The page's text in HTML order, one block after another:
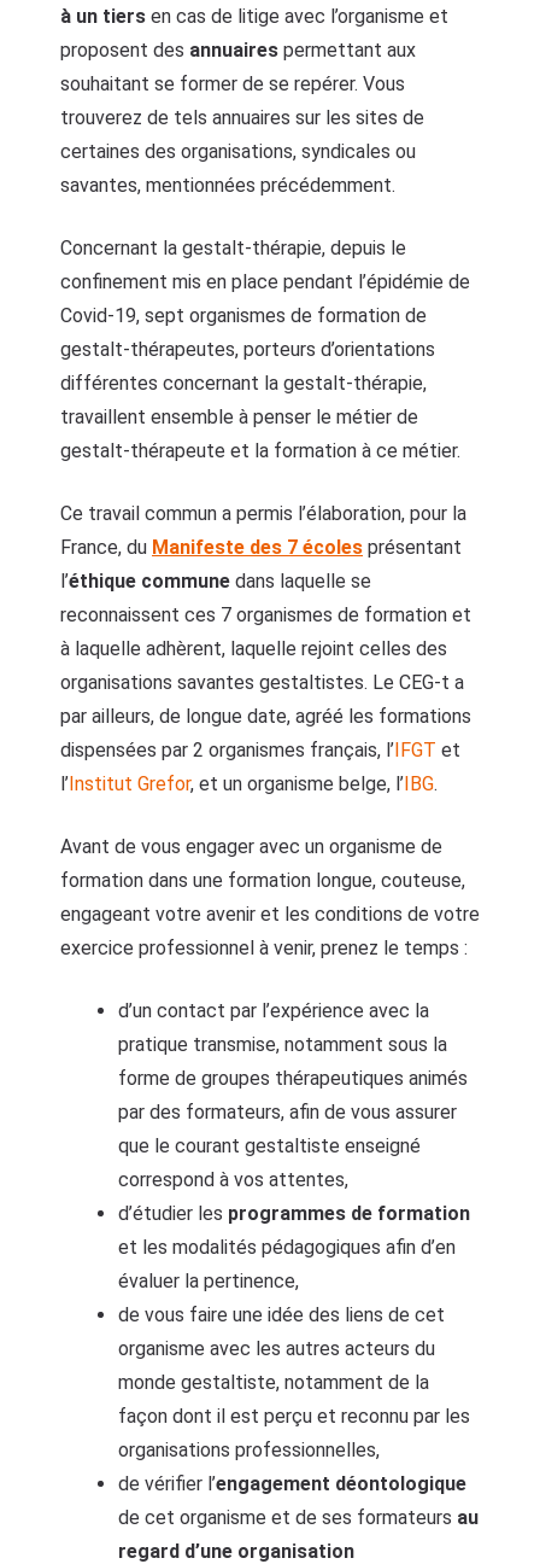
à un tiers en cas de litige avec l’organisme et
proposent des annuaires permettant aux
souhaitant se former de se repérer. Vous
trouverez de tels annuaires sur les sites de
certaines des organisations, syndicales ou
savantes, mentionnées précédemment.
Concernant la gestalt-thérapie, depuis le
confinement mis en place pendant l’épidémie de
Covid-19, sept organismes de formation de
gestalt-thérapeutes, porteurs d’orientations
différentes concernant la gestalt-thérapie,
travaillent ensemble à penser le métier de
gestalt-thérapeute et la formation à ce métier.
Ce travail commun a permis l’élaboration, pour la
France, du Manifeste des 7 écoles présentant
l’éthique commune dans laquelle se
reconnaissent ces 7 organismes de formation et
à laquelle adhèrent, laquelle rejoint celles des
organisations savantes gestaltistes. Le CEG-t a
par ailleurs, de longue date, agréé les formations
dispensées par 2 organismes français, l’IFGT et
l’Institut Grefor, et un organisme belge, l’IBG.
Avant de vous engager avec un organisme de
formation dans une formation longue, couteuse,
engageant votre avenir et les conditions de votre
exercice professionnel à venir, prenez le temps :
d’un contact par l’expérience avec la
pratique transmise, notamment sous la
forme de groupes thérapeutiques animés
par des formateurs, afin de vous assurer
que le courant gestaltiste enseigné
correspond à vos attentes,
d’étudier les programmes de formation
et les modalités pédagogiques afin d’en
évaluer la pertinence,
de vous faire une idée des liens de cet
organisme avec les autres acteurs du
monde gestaltiste, notamment de la
façon dont il est perçu et reconnu par les
organisations professionnelles,
de vérifier l’engagement déontologique
de cet organisme et de ses formateurs au
regard d’une organisation